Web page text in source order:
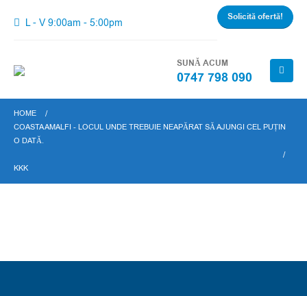
L - V 9:00am - 5:00pm Solicită ofertă!
SUNĂ ACUM
0747 798 090
HOME
COASTA AMALFI - LOCUL UNDE TREBUIE NEAPĂRAT SĂ AJUNGI CEL PUȚIN
O DATĂ.
KKK